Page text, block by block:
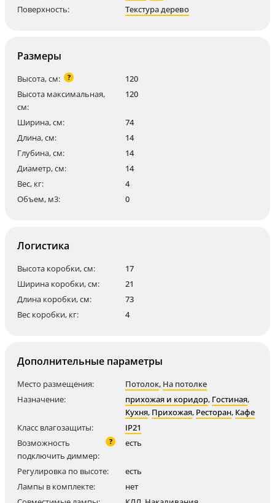
Поверхность:
Текстура дерево
Размеры
Высота, см: ?
120
Высота максимальная,
см:
120
Ширина, см:
74
Длина, см:
14
Глубина, см:
14
Диаметр, см:
14
Вес, кг:
4
Объем, м3:
0
Логистика
Высота коробки, см:
17
Ширина коробки, см:
21
Длина коробки, см:
73
Вес коробки, кг:
4
Дополнительные параметры
Место размещения: Потолок, На потолке
Назначение:
прихожая и коридор, Гостиная,
Кухня, Прихожая, Ресторан, Кафе
Класс влагозащиты:
IP21
Возможность
подключить диммер:
? есть
Регулировка по высоте:
есть
Лампы в комплекте:
нет